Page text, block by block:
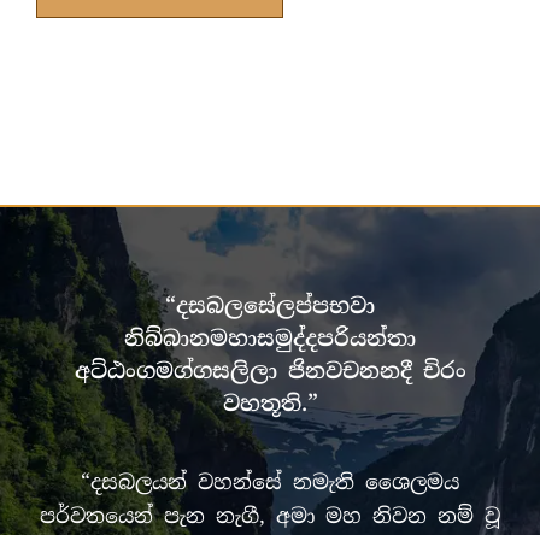
“දසබලසේලප්පභවා
නිබ්බානමහාසමුද්දපරියන්තා
අට්ඨංගමග්ගසලිලා ජිනවචනනදී චිරං
වහතූති.”
“දසබලයන් වහන්සේ නමැති ශෛලමය
පර්වතයෙන් පැන නැගී, අමා මහ නිවන නම් වූ